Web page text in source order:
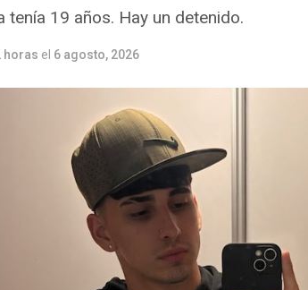
tenía 19 años. Hay un detenido.
horas el 6 agosto, 2026